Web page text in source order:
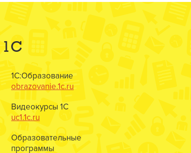
1С
1С:Образование
obrazovanie.1c.ru
Видеокурсы 1С
uc1.1c.ru
Образовательные
программы